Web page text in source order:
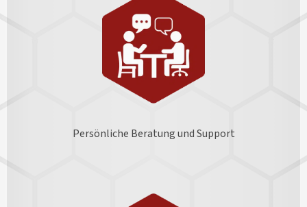
Persönliche Beratung und Support